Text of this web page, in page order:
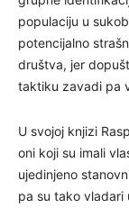
populaciju u
potencijalno
društva, jer
taktiku zavadi pa
U svojoj knjizi
oni koji su imali
ujedinjeno
pa su tako vladari